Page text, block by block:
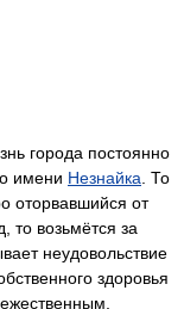
города постоянно
имени Незнайка . То
оторвавшийся от
то возьмётся за
неудовольствие
здоровья